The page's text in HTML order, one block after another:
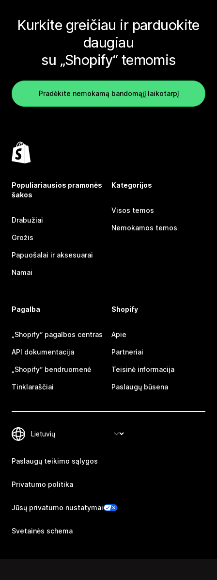
Kurkite greičiau ir parduokite
daugiau
su „Shopify“ temomis
Pradėkite nemokamą bandomąjį laikotarpį
Populiariausios pramonės
šakos
Drabužiai
Grožis
Papuošalai ir aksesuarai
Namai
Kategorijos
Visos temos
Nemokamos temos
Pagalba
„Shopify“ pagalbos centras
API dokumentacija
„Shopify“ bendruomenė
Tinklaraščiai
Shopify
Apie
Partneriai
Teisinė informacija
Paslaugų būsena
Paslaugų teikimo sąlygos
Privatumo politika
Jūsų privatumo nustatymai
Svetainės schema